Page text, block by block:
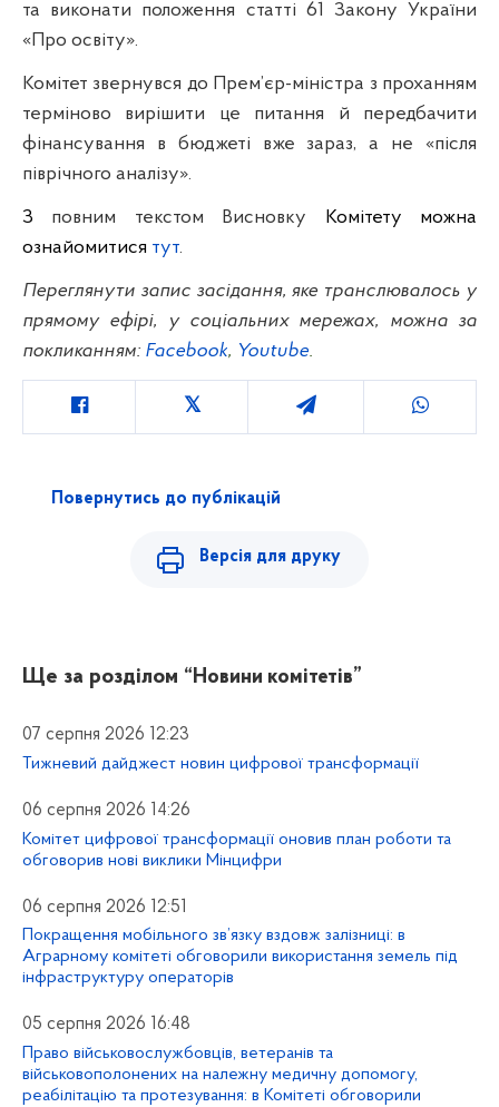
та виконати положення статті 61 Закону України
«Про освіту».
Комітет звернувся до Прем’єр-міністра з проханням
терміново вирішити це питання й передбачити
фінансування в бюджеті вже зараз, а не «після
піврічного аналізу».
З повним текстом Висновку
Комітету можна
ознайомитися тут.
Переглянути запис засідання, яке транслювалось у
прямому ефірі, у соціальних мережах, можна за
покликанням: Facebook, Youtube.
Повернутись до публікацій
Версія для друку
Ще за розділом “Новини комітетів”
07 серпня 2026 12:23
Тижневий дайджест новин цифрової трансформації
06 серпня 2026 14:26
Комітет цифрової трансформації оновив план роботи та
обговорив нові виклики Мінцифри
06 серпня 2026 12:51
Покращення мобільного зв’язку вздовж залізниці: в
Аграрному комітеті обговорили використання земель під
інфраструктуру операторів
05 серпня 2026 16:48
Право військовослужбовців, ветеранів та
військовополонених на належну медичну допомогу,
реабілітацію та протезування: в Комітеті обговорили